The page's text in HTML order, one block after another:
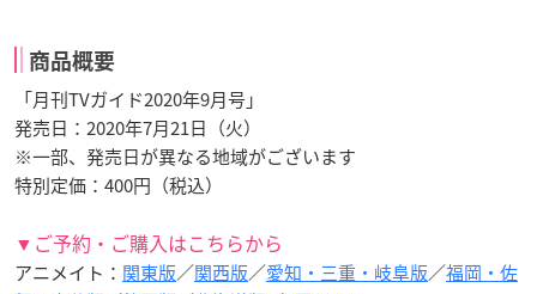
商品概要
「月刊TVガイド2020年9月号」
発売日：2020年7月21日（火）
※一部、発売日が異なる地域がございます
特別定価：400円（税込）
▼ご予約・ご購入はこちらから
アニメイト： 関東版／関西版／愛知・三重・岐阜版／福岡・佐